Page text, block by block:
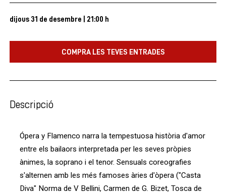
dijous 31 de desembre 21:00 h
COMPRA LES TEVES ENTRADES
Descripció
Ópera y Flamenco narra la tempestuosa història d'amor
entre els bailaors interpretada per les seves pròpies
ànimes, la soprano i el tenor. Sensuals coreografies
s'alternen amb les més famoses àries d'òpera ("Casta
Diva" Norma de V Bellini, Carmen de G. Bizet, Tosca de